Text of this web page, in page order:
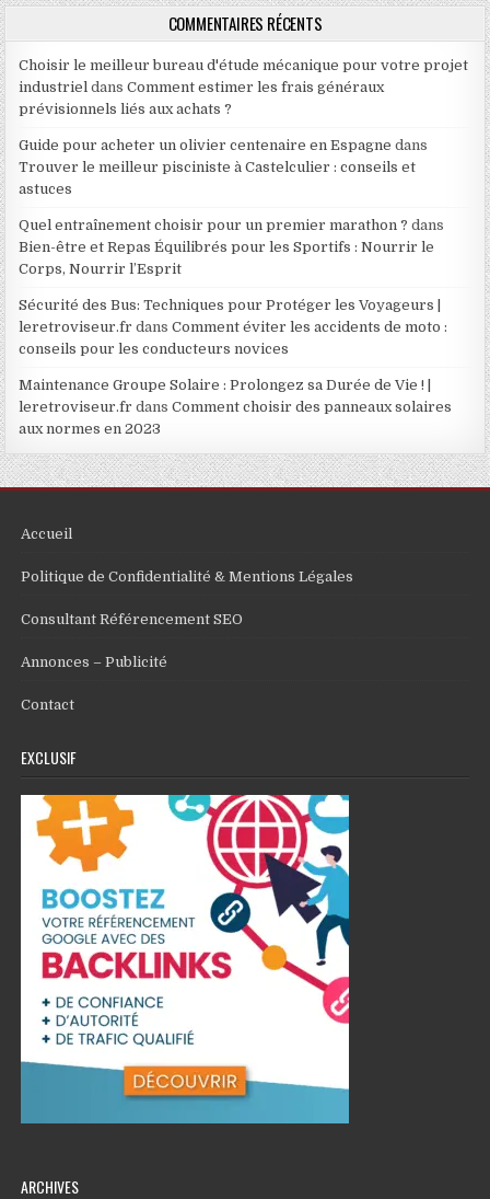
COMMENTAIRES RÉCENTS
Choisir le meilleur bureau d'étude mécanique pour votre projet
industriel dansComment estimer les frais généraux
prévisionnels liés aux achats ?
Guide pour acheter un olivier centenaire en Espagne dans
Trouver le meilleur pisciniste à Castelculier : conseils et
astuces
Quel entraînement choisir pour un premier marathon ? dans
Bien-être et Repas Équilibrés pour les Sportifs : Nourrir le
Corps, Nourrir l’Esprit
Sécurité des Bus: Techniques pour Protéger les Voyageurs |
leretroviseur.fr dansComment éviter les accidents de moto :
conseils pour les conducteurs novices
Maintenance Groupe Solaire : Prolongez sa Durée de Vie ! |
leretroviseur.fr dansComment choisir des panneaux solaires
aux normes en 2023
Accueil
Politique de Confidentialité & Mentions Légales
Consultant Référencement SEO
Annonces – Publicité
Contact
EXCLUSIF
ARCHIVES